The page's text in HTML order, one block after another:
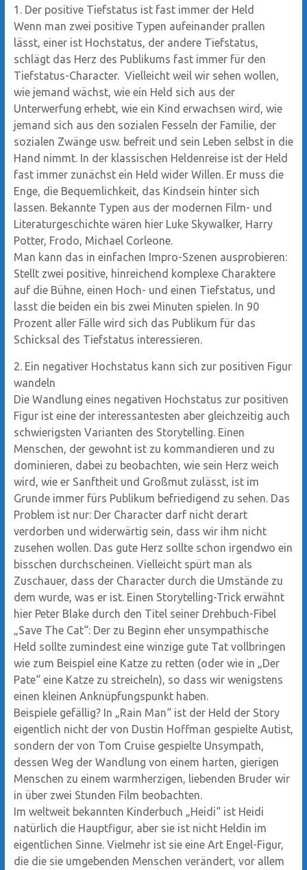
1. Der positive Tiefstatus ist fast immer der Held
Wenn man zwei positive Typen aufeinander prallen
lässt, einer ist Hochstatus, der andere Tiefstatus,
schlägt das Herz des Publikums fast immer für den
Tiefstatus-Character. Vielleicht weil wir sehen wollen,
wie jemand wächst, wie ein Held sich aus der
Unterwerfung erhebt, wie ein Kind erwachsen wird, wie
jemand sich aus den sozialen Fesseln der Familie, der
sozialen Zwänge usw. befreit und sein Leben selbst in die
Hand nimmt. In der klassischen Heldenreise ist der Held
fast immer zunächst ein Held wider Willen. Er muss die
Enge, die Bequemlichkeit, das Kindsein hinter sich
lassen. Bekannte Typen aus der modernen Film- und
Literaturgeschichte wären hier Luke Skywalker, Harry
Potter, Frodo, Michael Corleone.
Man kann das in einfachen Impro-Szenen ausprobieren:
Stellt zwei positive, hinreichend komplexe Charaktere
auf die Bühne, einen Hoch- und einen Tiefstatus, und
lasst die beiden ein bis zwei Minuten spielen. In 90
Prozent aller Fälle wird sich das Publikum für das
Schicksal des Tiefstatus interessieren.
2. Ein negativer Hochstatus kann sich zur positiven Figur
wandeln
Die Wandlung eines negativen Hochstatus zur positiven
Figur ist eine der interessantesten aber gleichzeitig auch
schwierigsten Varianten des Storytelling. Einen
Menschen, der gewohnt ist zu kommandieren und zu
dominieren, dabei zu beobachten, wie sein Herz weich
wird, wie er Sanftheit und Großmut zulässt, ist im
Grunde immer fürs Publikum befriedigend zu sehen. Das
Problem ist nur: Der Character darf nicht derart
verdorben und widerwärtig sein, dass wir ihm nicht
zusehen wollen. Das gute Herz sollte schon irgendwo ein
bisschen durchscheinen. Vielleicht spürt man als
Zuschauer, dass der Character durch die Umstände zu
dem wurde, was er ist. Einen Storytelling-Trick erwähnt
hier Peter Blake durch den Titel seiner Drehbuch-Fibel
„Save The Cat“: Der zu Beginn eher unsympathische
Held sollte zumindest eine winzige gute Tat vollbringen
wie zum Beispiel eine Katze zu retten (oder wie in „Der
Pate“ eine Katze zu streicheln), so dass wir wenigstens
einen kleinen Anknüpfungspunkt haben.
Beispiele gefällig? In „Rain Man“ ist der Held der Story
eigentlich nicht der von Dustin Hoffman gespielte Autist,
sondern der von Tom Cruise gespielte Unsympath,
dessen Weg der Wandlung von einem harten, gierigen
Menschen zu einem warmherzigen, liebenden Bruder wir
in über zwei Stunden Film beobachten.
Im weltweit bekannten Kinderbuch „Heidi“ ist Heidi
natürlich die Hauptfigur, aber sie ist nicht Heldin im
eigentlichen Sinne. Vielmehr ist sie eine Art Engel-Figur,
die die sie umgebenden Menschen verändert, vor allem